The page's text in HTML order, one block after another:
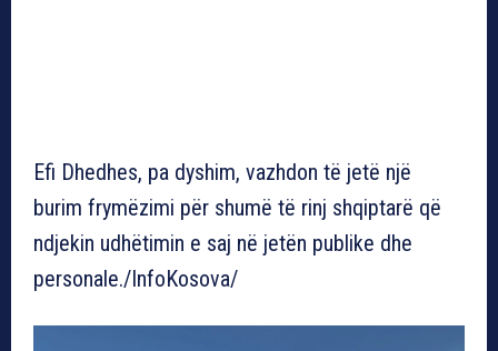
Efi Dhedhes, pa dyshim, vazhdon të jetë një
burim frymëzimi për shumë të rinj shqiptarë që
ndjekin udhëtimin e saj në jetën publike dhe
personale./InfoKosova/